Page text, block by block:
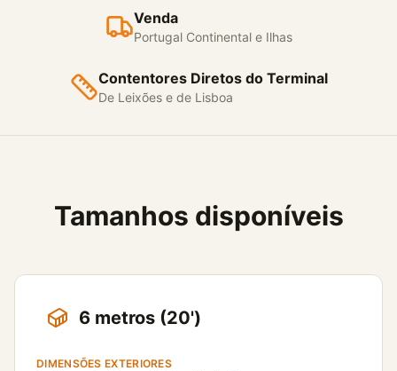
Venda
Portugal Continental e Ilhas
Contentores Diretos do Terminal
De Leixões e de Lisboa
Tamanhos disponíveis
6 metros (20')
DIMENSÕES EXTERIORES